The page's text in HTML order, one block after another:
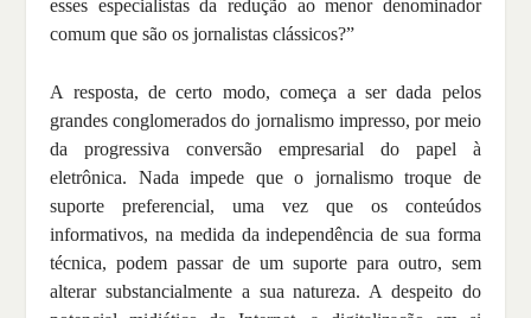
esses especialistas da redução ao menor denominador
comum que são os jornalistas clássicos?”
A resposta, de certo modo, começa a ser dada pelos
grandes conglomerados do jornalismo impresso, por meio
da progressiva conversão empresarial do papel à
eletrônica. Nada impede que o jornalismo troque de
suporte preferencial, uma vez que os conteúdos
informativos, na medida da independência de sua forma
técnica, podem passar de um suporte para outro, sem
alterar substancialmente a sua natureza. A despeito do